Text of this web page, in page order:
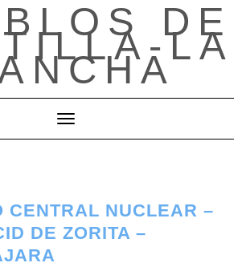
DE
LA
Cambiar modo de navegación
CENTRAL NUCLEAR –
DE ZORITA –